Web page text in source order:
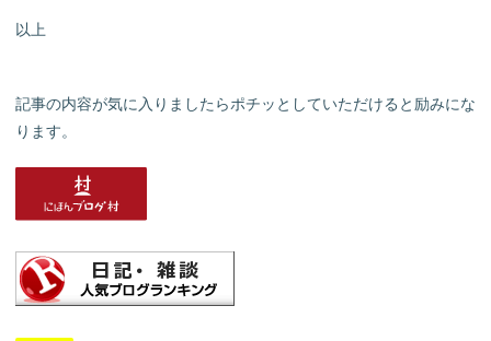
以上
記事の内容が気に入りましたらポチッとしていただけると励みにな
ります。